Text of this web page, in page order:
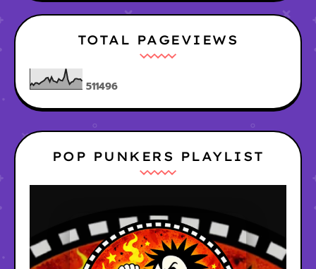
TOTAL PAGEVIEWS
511496
POP PUNKERS PLAYLIST